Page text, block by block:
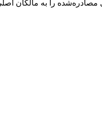
را به مالکان اصلی